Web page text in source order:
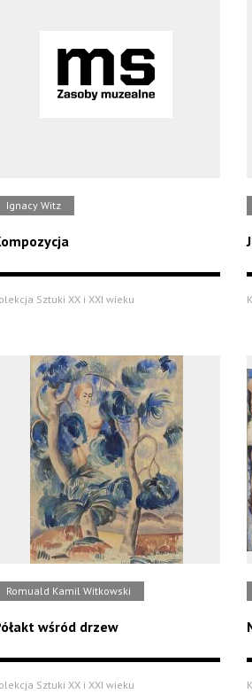
Ignacy Witz
Sztuki XX i XXI wieku
Romuald Kamil Witkowski
wśród drzew
Sztuki XX i XXI wieku